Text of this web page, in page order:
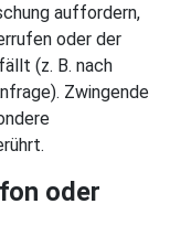
auffordern,
oder der
(z. B. nach
Zwingende
oder